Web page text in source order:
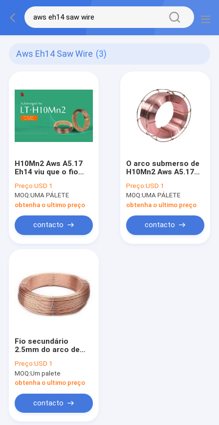
Aws Eh14 Saw Wire (3)
H10Mn2 Aws A5.17
Eh14 viu que o fio
3.2mm 4.0mm 5.0mm
Preço:USD 1
MOQ:UMA PÁLETE
obtenha o ultimo preço
contacto
O arco submerso de
H10Mn2 Aws A5.17
soldadura 2.5mm
3.2mm 4.0mm 5.0mm
Preço:USD 1
MOQ:UMA PÁLETE
obtenha o ultimo preço
contacto
Fio secundário
2.5mm do arco de
3.2mm 4.0mm 5.0mm
Preço:USD 1
MOQ:Um palete
obtenha o ultimo preço
contacto